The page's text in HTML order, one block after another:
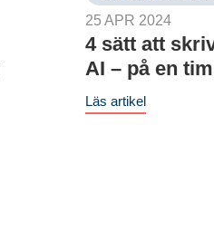
25 APR 2024
4 sätt att
AI – på en
Läs artikel